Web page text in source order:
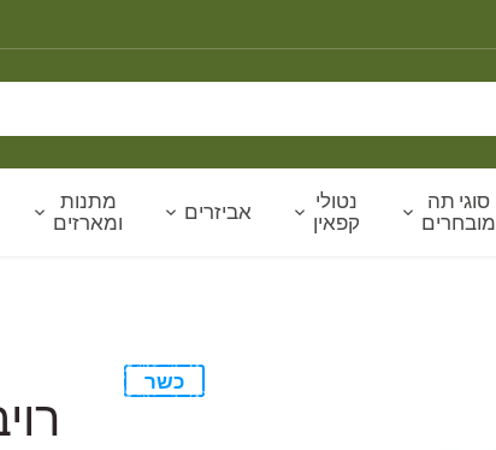
סוגי תה
מובחרים
נטולי
קפאין
אביזרים
מתנות
ומארזים
כשר